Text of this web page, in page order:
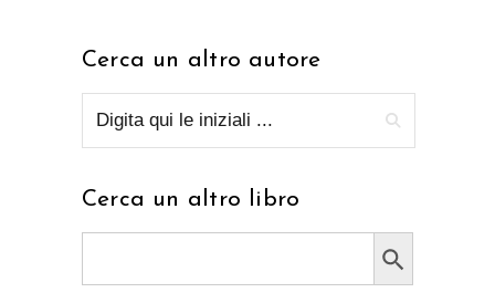
Cerca un altro autore
Cerca un altro libro
Search Button